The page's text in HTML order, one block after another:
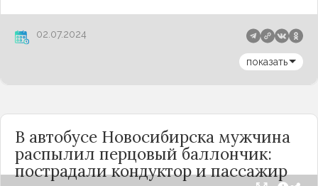
02.07.2024
показать
В автобусе Новосибирска мужчина
распылил перцовый баллончик:
пострадали кондуктор и пассажир